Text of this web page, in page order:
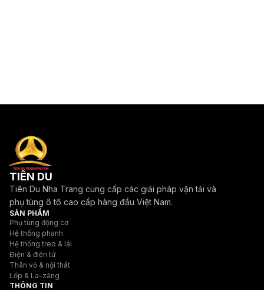
TIÊN DU
Tiên Du Nha Trang cung cấp các giải pháp vận tải và
phụ tùng ô tô cao cấp hàng đầu Việt Nam.
SẢN PHẨM
Phụ tùng động cơ
Hệ thống phanh
Hệ thống treo & lái
Điện & điện tử
Thân vỏ & nội thất
Lốp & La-zăng
THÔNG TIN